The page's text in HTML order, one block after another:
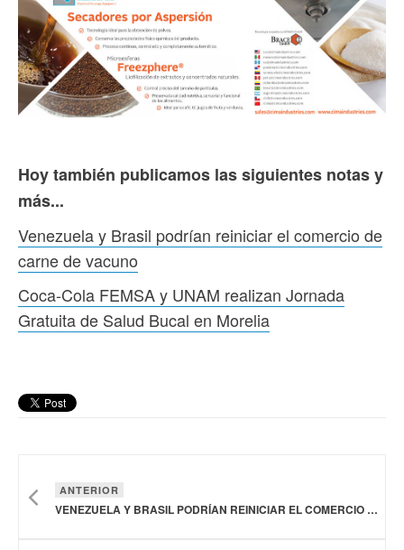
Hoy también publicamos las siguientes notas y
más...
Venezuela y Brasil podrían reiniciar el comercio de
carne de vacuno
Coca-Cola FEMSA y UNAM realizan Jornada
Gratuita de Salud Bucal en Morelia
ANTERIOR
VENEZUELA Y BRASIL PODRÍAN REINICIAR EL COMERCIO DE CARNE DE VACUNO